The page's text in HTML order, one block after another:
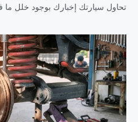
تحاول سيارتك إخبارك بوجود خلل ما